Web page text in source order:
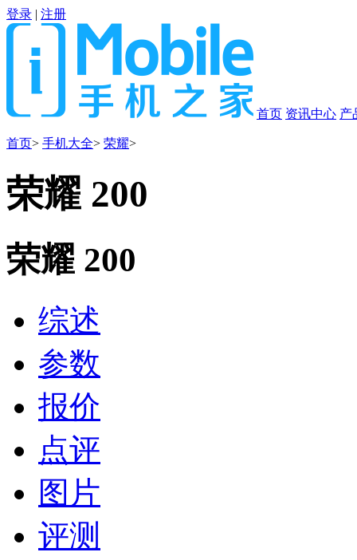
登录 | 注册
首页 资讯中心 产
首页> 手机大全> 荣耀>
荣耀 200
荣耀 200
综述
参数
报价
点评
图片
评测